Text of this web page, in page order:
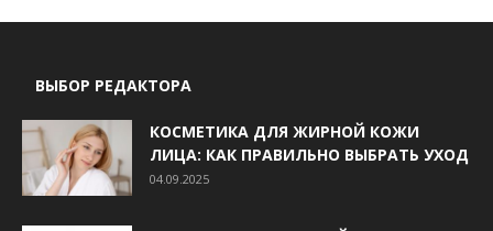
ВЫБОР РЕДАКТОРА
КОСМЕТИКА ДЛЯ ЖИРНОЙ КОЖИ
ЛИЦА: КАК ПРАВИЛЬНО ВЫБРАТЬ УХОД
04.09.2025